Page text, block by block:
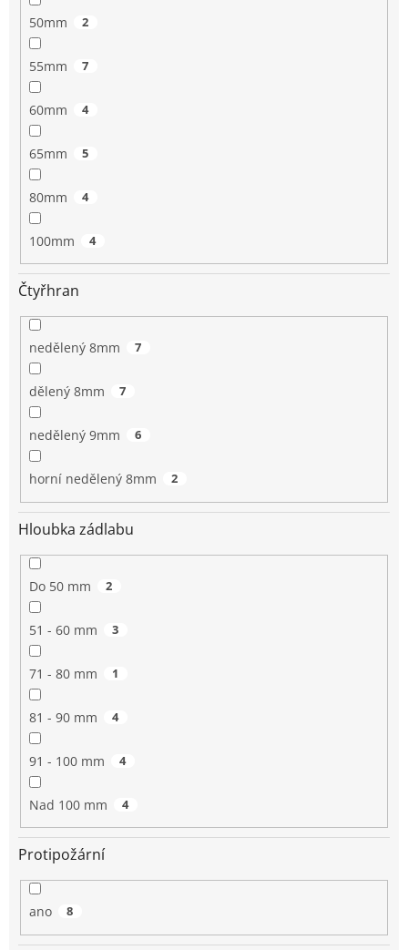
50mm 2
55mm 7
60mm 4
65mm 5
80mm 4
100mm 4
Čtyřhran
nedělený 8mm 7
dělený 8mm 7
nedělený 9mm 6
horní nedělený 8mm 2
Hloubka zádlabu
Do 50 mm 2
51 - 60 mm 3
71 - 80 mm 1
81 - 90 mm 4
91 - 100 mm 4
Nad 100 mm 4
Protipožární
ano 8